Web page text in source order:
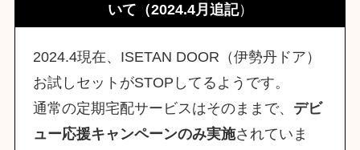
いて（2024.4月追記）
2024.4現在、ISETAN DOOR（伊勢丹ドア）
お試しセットがSTOPしてるようです。
通常の定期宅配サービスはそのままで、 デビ
ュー応援キャンペーンのみ実施されていま